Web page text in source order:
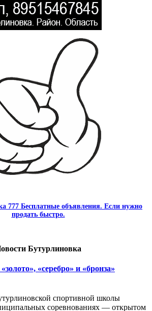
777 Бесплатные объявления. Если нужно
продать быстро.
Бутурлиновка
«серебро» и «бронза»
спортивной школы
соревнованиях — открытом